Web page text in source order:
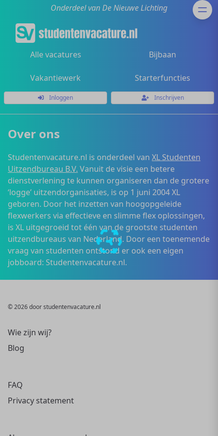
Onderdeel van De Nieuwe Lichting
Alle vacatures Bijbaan
Vakantiewerk Starterfuncties
Inloggen Inschrijven
Over ons
Studentenvacature.nl is onderdeel van XL Studenten
Uitzendbureau B.V. Vanuit de visie een betere
dienstverlening te kunnen organiseren dan de grotere
‘logge’ uitzendorganisaties, is op 1 juni 2004 XL
geboren. Door het inzetten van hoogopgeleide
flexwerkers via effectieve en slimme flex oplossingen,
is XL uitgegroeid tot één van de grootste studenten
uitzendbureaus van Nederland. Door een toenemende
vraag van studenten ontstond er ook een eigen
jobboard: Studentenvacature.nl.
© 2026 door studentenvacature.nl
Wie zijn wij?
Blog
FAQ
Privacy statement